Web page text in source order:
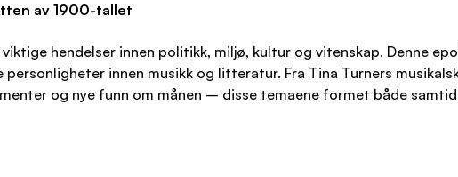
av 1900-tallet
hendelser innen politikk, miljø, kultur og vitenskap. Denne
innen musikk og litteratur. Fra Tina Turners
og nye funn om månen – disse temaene formet både